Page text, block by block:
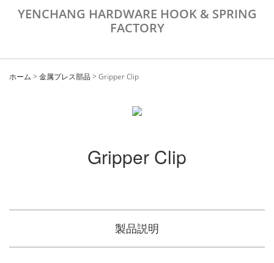
YENCHANG HARDWARE HOOK & SPRING
FACTORY
ホーム > 金属プレス部品> Gripper Clip
Gripper Clip
製品説明